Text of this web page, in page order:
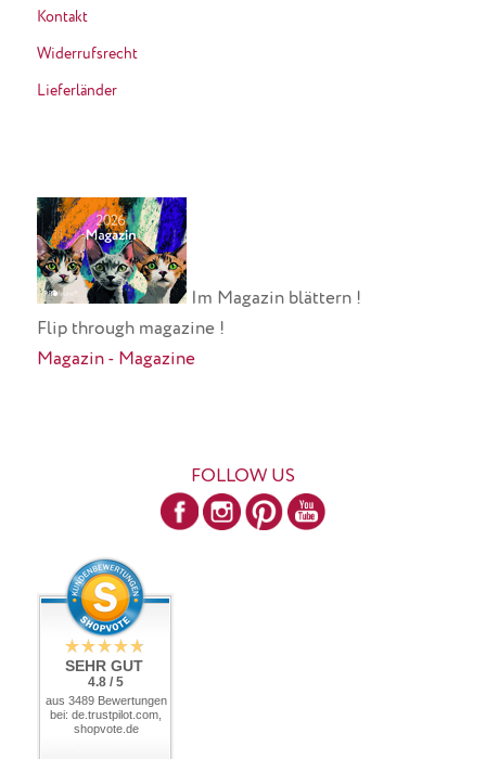
Kontakt
Widerrufsrecht
Lieferländer
Im Magazin blättern !
Flip through magazine !
Magazin - Magazine
FOLLOW US
SEHR GUT
4.8 / 5
aus 3489 Bewertungen
bei: de.trustpilot.com,
shopvote.de